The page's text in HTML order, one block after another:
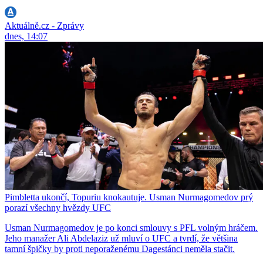
Aktuálně.cz - Zprávy
dnes, 14:07
Pimbletta ukončí, Topuriu knokautuje. Usman Nurmagomedov prý
porazí všechny hvězdy UFC
Usman Nurmagomedov je po konci smlouvy s PFL volným hráčem.
Jeho manažer Ali Abdelaziz už mluví o UFC a tvrdí, že většina
tamní špičky by proti neporaženému Dagestánci neměla stačit.